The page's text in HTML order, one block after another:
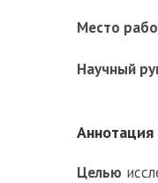
Место
Научный
Аннотация
Целью